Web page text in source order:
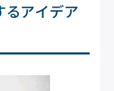
アイデア